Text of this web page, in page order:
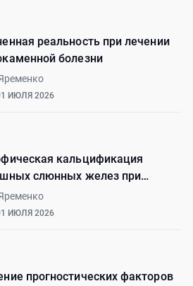
реальность при лечении
болезни
ИЮЛЯ 2026
кальцификация
слюнных желез при
Шегрена
ИЮЛЯ 2026
прогностических факторов